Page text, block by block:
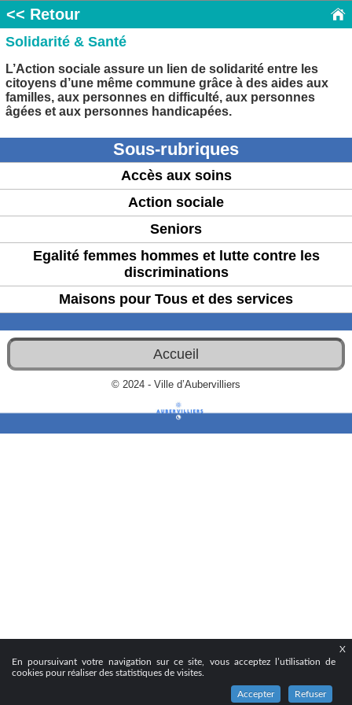
X
En poursuivant votre navigation sur ce site, vous acceptez l’utilisation de
cookies pour réaliser des statistiques de visites.
Accepter Refuser
<< Retour
Solidarité & Santé
L’Action sociale assure un lien de solidarité entre les
citoyens d’une même commune grâce à des aides aux
familles, aux personnes en difficulté, aux personnes
âgées et aux personnes handicapées.
Sous-rubriques
Accès aux soins
Action sociale
Seniors
Egalité femmes hommes et lutte contre les
discriminations
Maisons pour Tous et des services
Accueil
© 2024 - Ville d’Aubervilliers